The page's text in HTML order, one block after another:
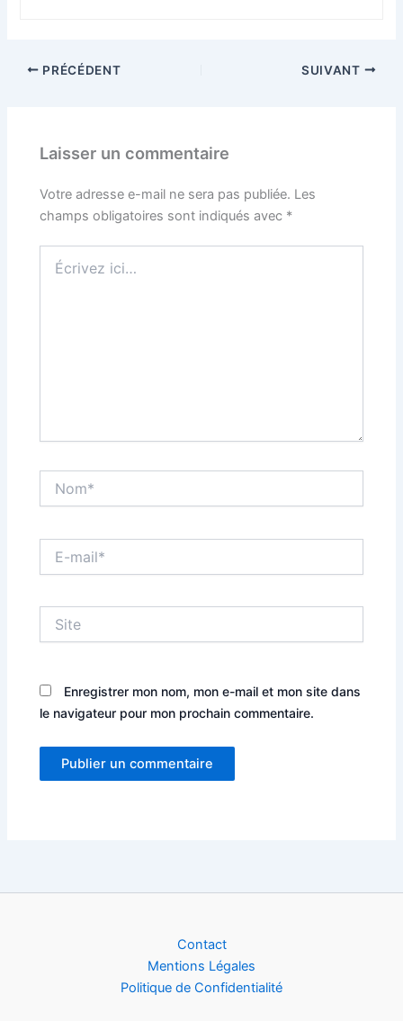
PRÉCÉDENT SUIVANT
Laisser un commentaire
Votre adresse e-mail ne sera pas publiée. Les
champs obligatoires sont indiqués avec *
ici…
mail*
Enregistrer mon nom, mon e-mail et mon site dans
le navigateur pour mon prochain commentaire.
Contact
Mentions Légales
Politique de Confidentialité